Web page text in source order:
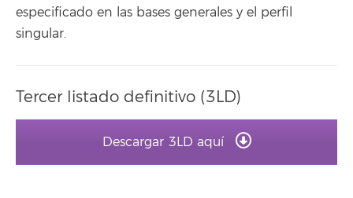
especificado en las bases generales y el perfil
singular.
Tercer listado definitivo (3LD)
Descargar 3LD aquí